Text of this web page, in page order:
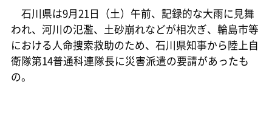
石川県は9月21日（土）午前、記録的な大雨に見舞
われ、河川の氾濫、土砂崩れなどが相次ぎ、輪島市等
における人命捜索救助のため、石川県知事から陸上自
衛隊第14普通科連隊長に災害派遣の要請があったも
の。